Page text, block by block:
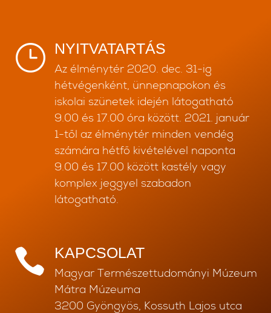
} NYITVATARTÁS
Az élménytér 2020. dec. 31-ig
hétvégenként, ünnepnapokon és
iskolai szünetek idején látogatható
9.00 és 17.00 óra között. 2021. január
1-től az élménytér minden vendég
számára hétfő kivételével naponta
9.00 és 17.00 között kastély vagy
komplex jeggyel szabadon
látogatható.
 KAPCSOLAT
Magyar Természettudományi Múzeum
Mátra Múzeuma
3200 Gyöngyös, Kossuth Lajos utca